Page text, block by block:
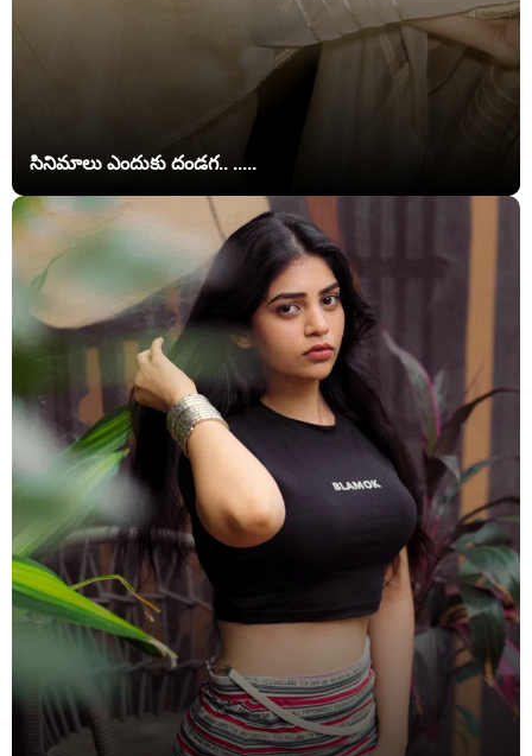
సినిమాలు ఎందుకు దండగ.. .....